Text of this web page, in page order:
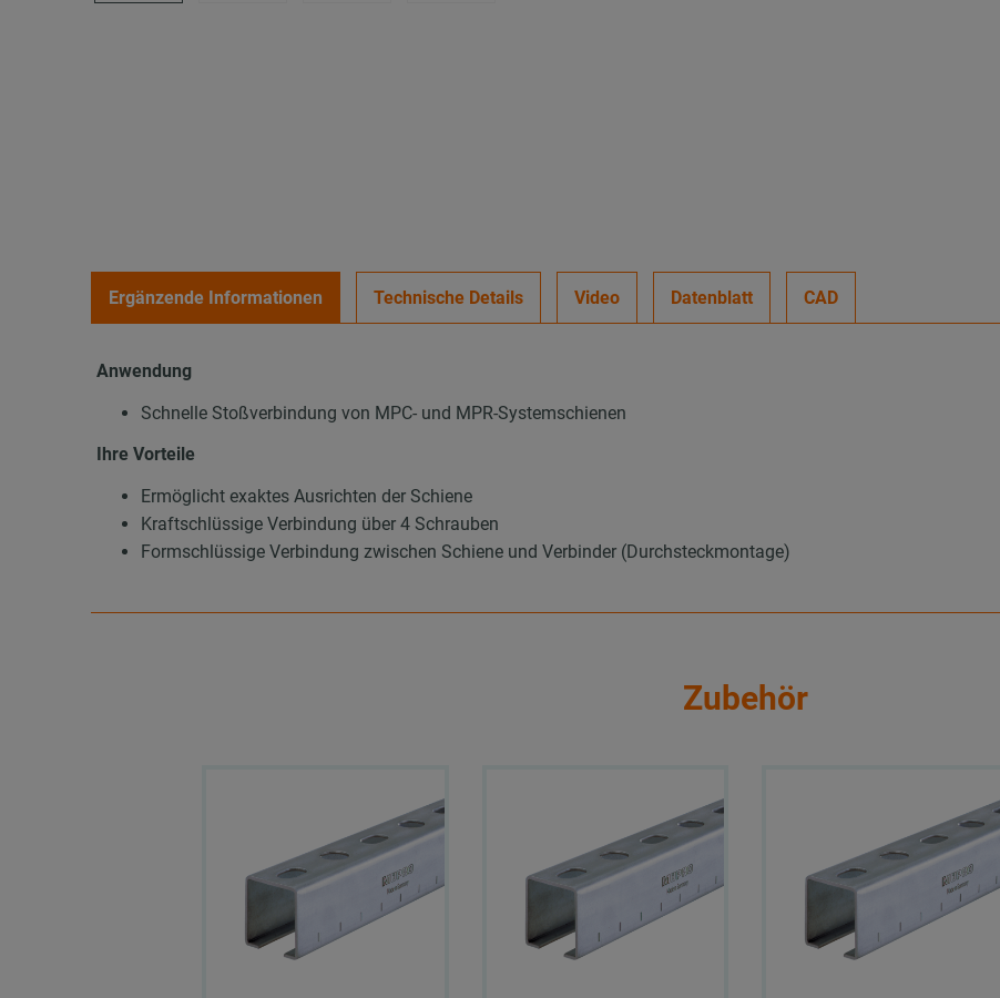
Ergänzende Informationen Technische Details Video Datenblatt CAD
Anwendung
Schnelle Stoßverbindung von MPC- und MPR-Systemschienen
Ihre Vorteile
Ermöglicht exaktes Ausrichten der Schiene
Kraftschlüssige Verbindung über 4 Schrauben
Formschlüssige Verbindung zwischen Schiene und Verbinder (Durchsteckmontage)
Zubehör